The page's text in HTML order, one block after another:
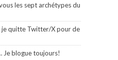
les sept archétypes du
je quitte Twitter/X pour de
Je blogue toujours!